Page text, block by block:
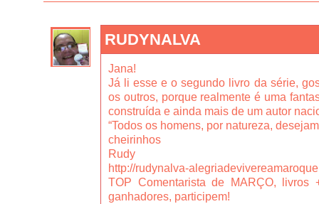
RUDYNALVA
Jana!
Já li esse e o segundo livro da série,
os outros, porque realmente é uma
construída e ainda mais de um autor
“Todos os homens, por natureza,
cheirinhos
Rudy
http://rudynalva-
TOP Comentarista de MARÇO,
ganhadores, participem!